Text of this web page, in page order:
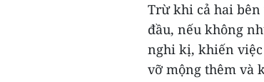
Trừ khi cả hai
đầu, nếu không
nghi kị, khiến
vỡ mộng thêm và